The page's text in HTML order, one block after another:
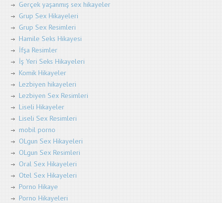
Gerçek yaşanmış sex hikayeler
Grup Sex Hikayeleri
Grup Sex Resimleri
Hamile Seks Hikayesi
İfşa Resimler
İş Yeri Seks Hikayeleri
Komik Hikayeler
Lezbiyen hikayeleri
Lezbiyen Sex Resimleri
Liseli Hikayeler
Liseli Sex Resimleri
mobil porno
OLgun Sex Hikayeleri
OLgun Sex Resimleri
Oral Sex Hikayeleri
Otel Sex Hikayeleri
Porno Hikaye
Porno Hikayeleri